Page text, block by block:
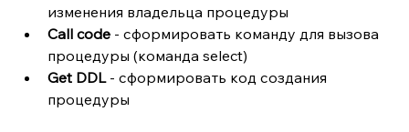
изменения владельца процедуры
Call code - сформировать команду для вызова
процедуры (команда select)
Get DDL - сформировать код создания
процедуры